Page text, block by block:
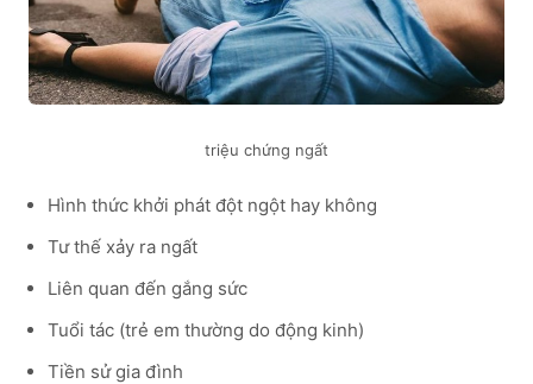
triệu chứng ngất
Hình thức khởi phát đột ngột hay không
Tư thế xảy ra ngất
Liên quan đến gắng sức
Tuổi tác (trẻ em thường do động kinh)
Tiền sử gia đình